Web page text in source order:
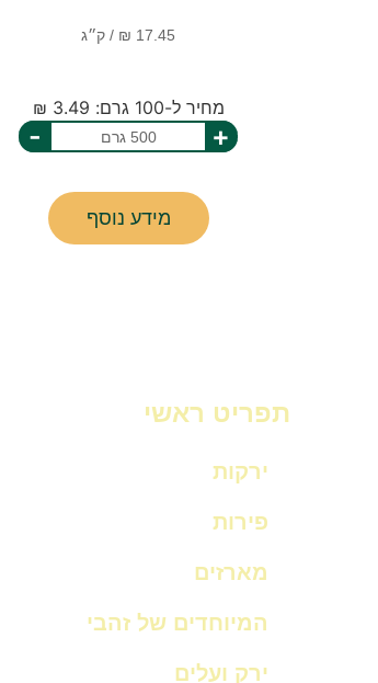
מחיר ל-100 גרם: 3.49 ₪
+
-
מידע נוסף
תפריט ראשי
ירקות
פירות
מארזים
המיוחדים של זהבי
ירק ועלים